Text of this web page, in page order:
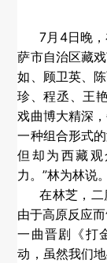
7月4日晚
萨市自治区藏
如、顾卫英、
珍、程丞、王
戏曲博大精深
一种组合形式
但却为西藏
力。”林为林说。
在林芝，
由于高原反应
一曲晋剧《打
动，虽然我们